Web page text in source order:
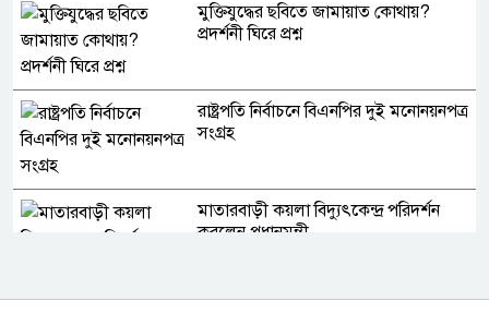
মুক্তিযুদ্ধের ছবিতে জামায়াত কোথায়?
প্রদর্শনী ঘিরে প্রশ্ন
রাষ্ট্রপতি নির্বাচনে বিএনপির দুই মনোনয়নপত্র
সংগ্রহ
মাতারবাড়ী কয়লা বিদ্যুৎকেন্দ্র পরিদর্শন
করলেন প্রধানমন্ত্রী